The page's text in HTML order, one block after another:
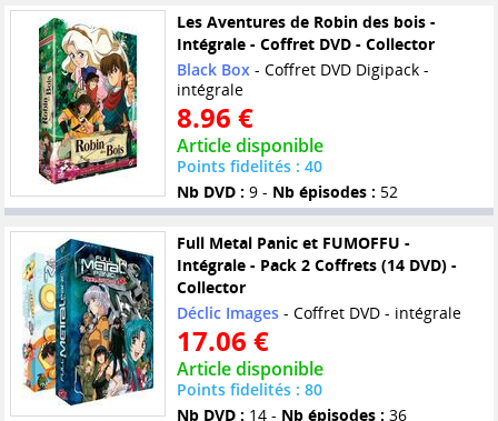
Les Aventures de Robin des bois -
Intégrale - Coffret DVD - Collector
Black Box- Coffret DVD Digipack -
intégrale
8.96 €
Article disponible
Points fidelités : 40
Nb DVD : 9 - Nb épisodes : 52
Full Metal Panic et FUMOFFU -
Intégrale - Pack 2 Coffrets (14 DVD) -
Collector
Déclic Images- Coffret DVD - intégrale
17.06 €
Article disponible
Points fidelités : 80
Nb DVD : 14 - Nb épisodes : 36